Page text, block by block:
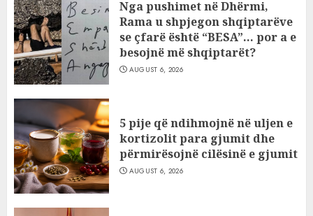
Nga pushimet në Dhërmi,
Rama u shpjegon shqiptarëve
se çfarë është “BESA”… por a e
besojnë më shqiptarët?
AUGUST 6, 2026
5 pije që ndihmojnë në uljen e
kortizolit para gjumit dhe
përmirësojnë cilësinë e gjumit
AUGUST 6, 2026